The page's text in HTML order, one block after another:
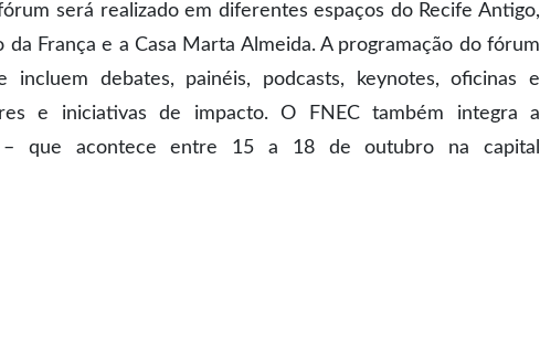
será realizado em diferentes espaços do Recife Antigo,
França e a Casa Marta Almeida. A programação do fórum
debates, painéis, podcasts, keynotes, oficinas e
e iniciativas de impacto. O FNEC também integra a
– que acontece entre 15 a 18 de outubro na capital